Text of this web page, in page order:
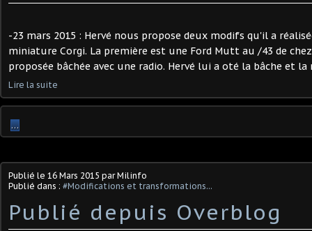
-23 mars 2015 : Hervé nous propose deux modifs qu'il a
miniature Corgi. La première est une Ford Mutt au /43 de
proposée bâchée avec une radio. Hervé lui a oté la bâche et
Lire la suite
…
Publié le 16 Mars 2015 par Milinfo
Publié dans : #Modifications et transformations...
Publié depuis Overblog